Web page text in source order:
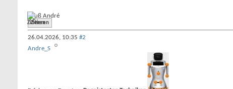
Gruß André
Zitieren
26.04.2026, 10:35 #2
Andre_S